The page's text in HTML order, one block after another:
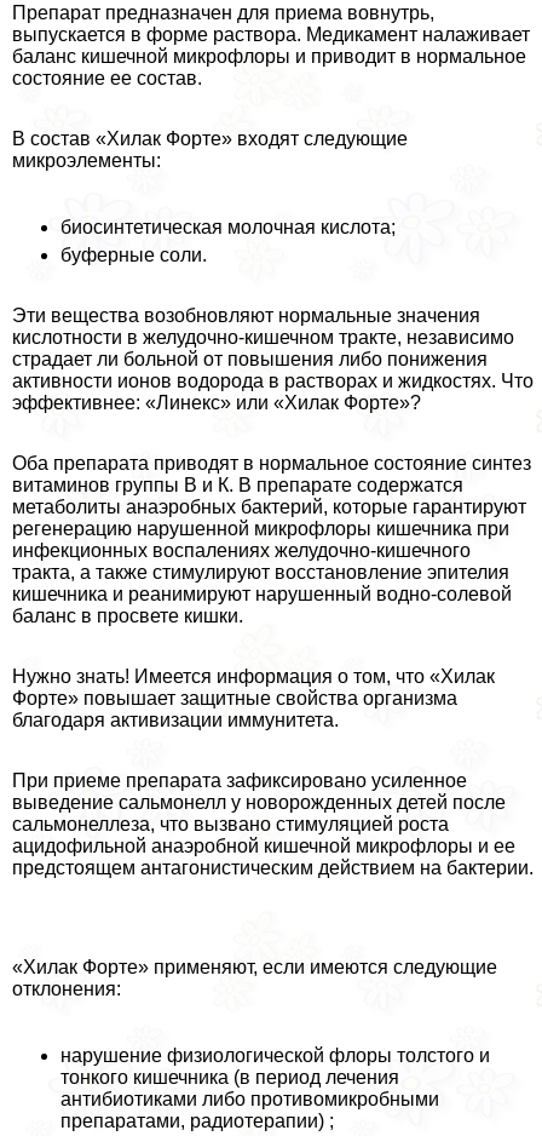
Препарат предназначен для приема вовнутрь,
выпускается в форме раствора. Медикамент налаживает
баланс кишечной микрофлоры и приводит в нормальное
состояние ее состав.
В состав «Хилак Форте» входят следующие
микроэлементы:
биосинтетическая молочная кислота;
буферные соли.
Эти вещества возобновляют нормальные значения
кислотности в желудочно-кишечном тpaкте, независимо
страдает ли больной от повышения либо понижения
активности ионов водорода в растворах и жидкостях. Что
эффективнее: «Линекс» или «Хилак Форте»?
Оба препарата приводят в нормальное состояние синтез
витаминов группы В и К. В препарате содержатся
метаболиты анаэробных бактерий, которые гарантируют
регенерацию нарушенной микрофлоры кишечника при
инфекционных воспалениях желудочно-кишечного
тpaкта, а также стимулируют восстановление эпителия
кишечника и реанимируют нарушенный водно-солевой
баланс в просвете кишки.
Нужно знать! Имеется информация о том, что «Хилак
Форте» повышает защитные свойства организма
благодаря активизации иммунитета.
При приеме препарата зафиксировано усиленное
выведение сальмонелл у новорожденных детей после
сальмонеллеза, что вызвано стимуляцией роста
ацидофильной анаэробной кишечной микрофлоры и ее
предстоящем антагонистическим действием на бактерии.
«Хилак Форте» применяют, если имеются следующие
отклонения:
нарушение физиологической флоры толстого и
тонкого кишечника (в период лечения
антибиотиками либо противомикробными
препаратами, радиотерапии) ;